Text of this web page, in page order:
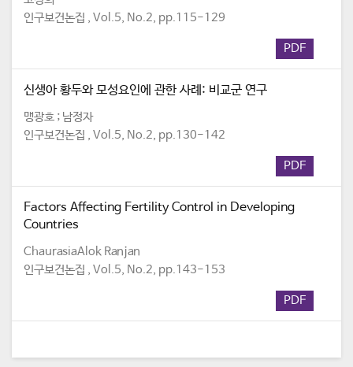
인구보건논집 , Vol.5, No.2, pp.115-129
PDF
신생아 황두와 모성요인에 관한 사례: 비교군 연구
맹광호 ; 남정자
인구보건논집 , Vol.5, No.2, pp.130-142
PDF
Factors Affecting Fertility Control in Developing
Countries
ChaurasiaAlok Ranjan
인구보건논집 , Vol.5, No.2, pp.143-153
PDF